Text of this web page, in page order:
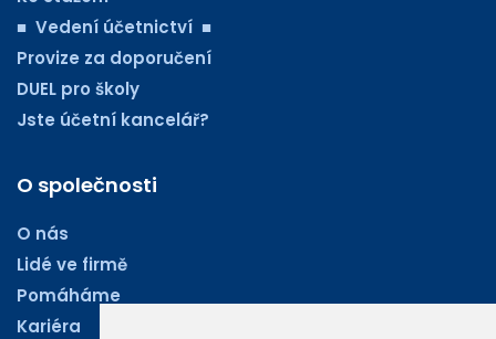
■ Vedení účetnictví ■
Provize za doporučení
DUEL pro školy
Jste účetní kancelář?
O společnosti
O nás
Lidé ve firmě
Pomáháme
Kariéra